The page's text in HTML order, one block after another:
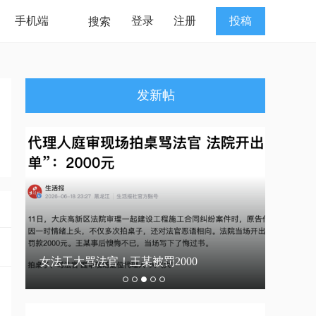
手机端 搜索 登录 注册 投稿
发新帖
男律师身高170cm，在征婚的同时普法！